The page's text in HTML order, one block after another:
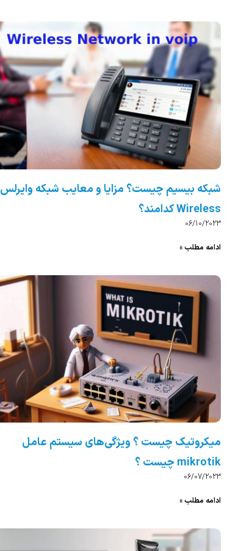
شبکه بیسیم چیست؟ مزایا و معایب شبکه وایرلس
Wireless کدامند؟
06/10/2023
ادامه مطلب »
میکروتیک چیست ؟ ویژگی‌های سیستم عامل
mikrotik چیست ؟
06/07/2023
ادامه مطلب »